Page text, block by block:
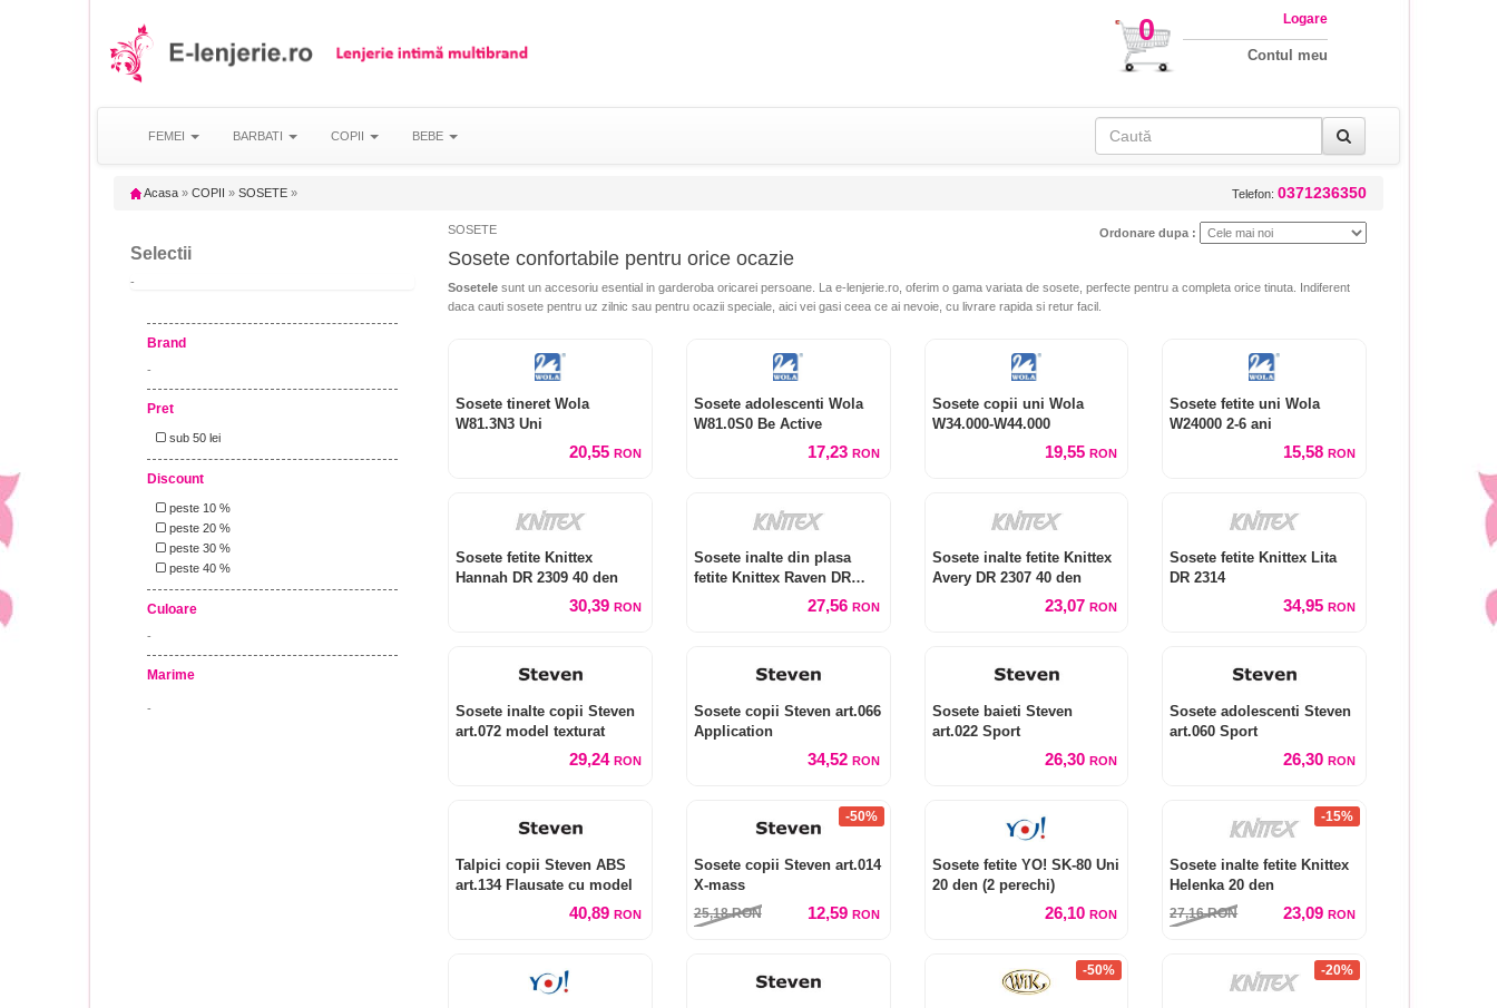
0 Logare
Contul meu
FEMEI BARBATI COPII BEBE
Acasa » COPII » SOSETE » Telefon: 0371236350
Selectii
-
Brand
-
Pret
sub 50 lei
Discount
peste 10 %
peste 20 %
peste 30 %
peste 40 %
Culoare
-
Marime
-
SOSETE Ordonare dupa :
Sosete confortabile pentru orice ocazie
Sosetele sunt un accesoriu esential in garderoba oricarei persoane. La e-lenjerie.ro, oferim o gama variata de sosete, perfecte pentru a completa orice tinuta. Indiferent
daca cauti sosete pentru uz zilnic sau pentru ocazii speciale, aici vei gasi ceea ce ai nevoie, cu livrare rapida si retur facil.
Sosete tineret Wola
W81.3N3 Uni
20,55 RON
Sosete adolescenti Wola
W81.0S0 Be Active
17,23 RON
Sosete copii uni Wola
W34.000-W44.000
19,55RON
Sosete fetite uni Wola
W24000 2-6 ani
15,58 RON
Sosete fetite Knittex
Hannah DR 2309 40 den
30,39 RON
Sosete inalte din plasa
fetite Knittex Raven DR
27,56 RON
Sosete inalte fetite Knittex
Avery DR 2307 40 den
23,07RON
Sosete fetite Knittex Lita
DR 2314
34,95 RON
Sosete inalte copii Steven
art.072 model texturat
29,24 RON
Sosete copii Steven art.066
Application
34,52 RON
Sosete baieti Steven
art.022 Sport
26,30RON
Sosete adolescenti Steven
art.060 Sport
26,30 RON
Talpici copii Steven ABS
art.134 Flausate cu model
40,89 RON
-50%
Sosete copii Steven art.014
X-mass
25,18RON 12,59 RON
Sosete fetite YO! SK-80 Uni
20 den (2 perechi)
26,10RON
-15%
Sosete inalte fetite Knittex
Helenka 20 den
27,16RON 23,09 RON
-50% -20%